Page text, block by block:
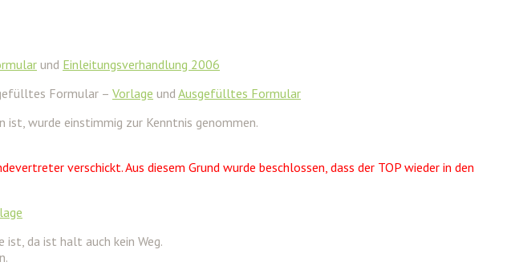
und Einleitungsverhandlung 2006
Formular – Vorlage und Ausgefülltes Formular
wurde einstimmig zur Kenntnis genommen.
verschickt. Aus diesem Grund wurde beschlossen, dass der TOP wieder in den
da ist halt auch kein Weg.